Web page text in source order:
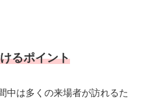
るポイント
中は多くの来場者が訪れるた